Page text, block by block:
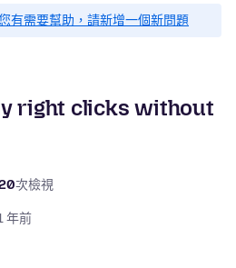
有需要幫助，請新增一個新問題
right clicks without
次檢視
年前